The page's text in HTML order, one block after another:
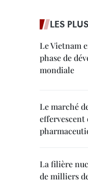
LES
Le Vietnam
phase de
mondiale
Le marché
effervescent
La filière
de milliers